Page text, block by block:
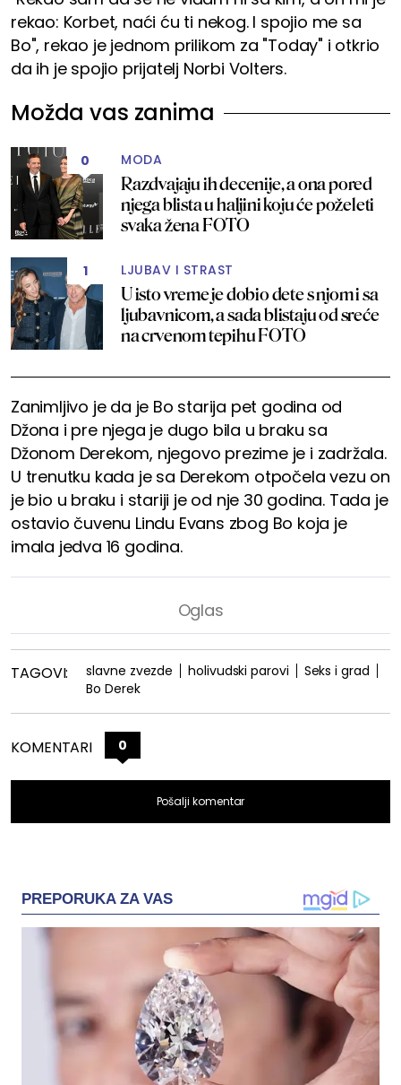
rekao: Korbet, naći ću ti nekog. I spojio me sa
Bo", rekao je jednom prilikom za "Today" i otkrio
da ih je spojio prijatelj Norbi Volters.
Možda vas zanima
0 MODA
Razdvajaju ih decenije, a ona pored
njega blista u haljini koju će poželeti
svaka žena FOTO
1 LJUBAV I STRAST
U isto vreme je dobio dete s njom i sa
ljubavnicom, a sada blistaju od sreće
na crvenom tepihu FOTO
Zanimljivo je da je Bo starija pet godina od
Džona i pre njega je dugo bila u braku sa
Džonom Derekom, njegovo prezime je i zadržala.
U trenutku kada je sa Derekom otpočela vezu on
je bio u braku i stariji je od nje 30 godina. Tada je
ostavio čuvenu Lindu Evans zbog Bo koja je
imala jedva 16 godina.
TAGOVI: slavne zvezde holivudski parovi
Seks i grad
Bo Derek
KOMENTARI 0
Pošalji komentar
PREPORUKA ZA VAS